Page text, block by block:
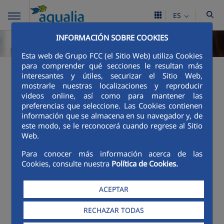
INFORMACIÓN SOBRE COOKIES
Esta web de Grupo FCC (el Sitio Web) utiliza Cookies
para comprender qué secciones le resultan más
interesantes y útiles, securizar el Sitio Web,
mostrarle nuestras localizaciones y reproducir
videos online, así como para mantener las
preferencias que seleccione. Las Cookies contienen
información que se almacena en su navegador y, de
este modo, se le reconocerá cuando regrese al Sitio
Web.
Para conocer más información acerca de las
Cookies, consulte nuestra Política de Cookies.
ACEPTAR
RECHAZAR TODAS
ES
¿Qué pago en mi
factura?
Tarifas y reglamentos
Angles TARIFAS ABASTECIMIENTO Y
COMISSIÓ DE PREUS DE CATALUNYA
Precio medio del agua potable